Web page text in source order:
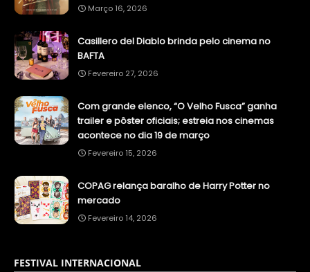
Março 16, 2026
Casillero del Diablo brinda pelo cinema no
BAFTA
Fevereiro 27, 2026
Com grande elenco, “O Velho Fusca” ganha
trailer e pôster oficiais; estreia nos cinemas
acontece no dia 19 de março
Fevereiro 15, 2026
COPAG relança baralho de Harry Potter no
mercado
Fevereiro 14, 2026
FESTIVAL INTERNACIONAL